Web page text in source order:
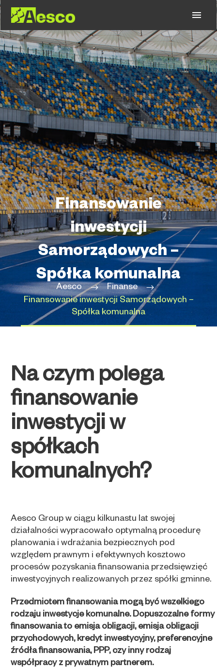
Finansowanie
inwestycji
Samorządowych –
Spółka komunalna
Aesco
Finanse
Finansowanie inwestycji Samorządowych –
Spółka komunalna
Na czym polega
finansowanie
inwestycji w
spółkach
komunalnych?
Aesco Group w ciągu kilkunastu lat swojej
działalności wypracowało optymalną procedurę
planowania i wdrażania bezpiecznych pod
względem prawnym i efektywnych kosztowo
procesów pozyskania finansowania przedsięwzięć
inwestycyjnych realizowanych przez spółki gminne.
Przedmiotem finansowania mogą być wszelkiego
rodzaju inwestycje komunalne. Dopuszczalne formy
finansowania to emisja obligacji, emisja obligacji
przychodowych, kredyt inwestycyjny, preferencyjne
źródła finansowania, PPP, czy inny rodzaj
współpracy z prywatnym partnerem.